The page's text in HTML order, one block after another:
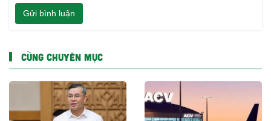
Gửi bình luận
CÙNG CHUYÊN MỤC